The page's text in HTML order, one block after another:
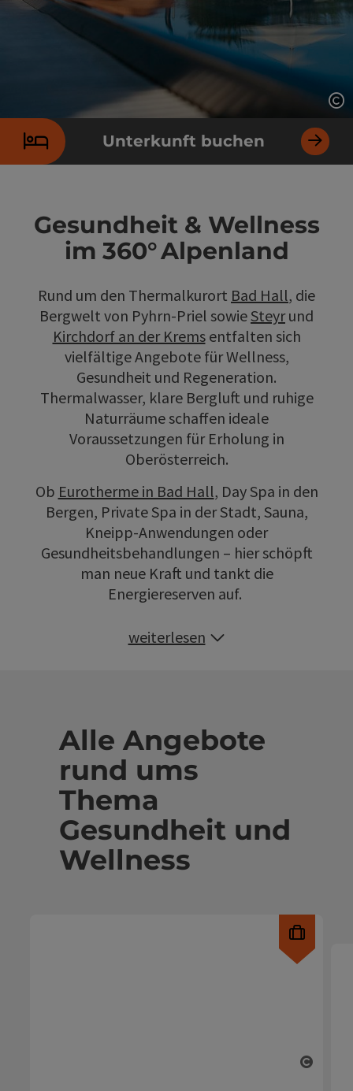
Unterkunft buchen
Gesundheit & Wellness
im 360° Alpenland
Rund um den Thermalkurort Bad Hall, die
Bergwelt von Pyhrn-Priel sowieSteyrund
Kirchdorf an der Kremsentfalten sich
vielfältige Angebote für Wellness,
Gesundheit und Regeneration.
Thermalwasser, klare Bergluft und ruhige
Naturräume schaffen ideale
Voraussetzungen für Erholung in
Oberösterreich.
Ob Eurotherme in Bad Hall, Day Spa in den
Bergen, Private Spa in der Stadt, Sauna,
Kneipp-Anwendungen oder
Gesundheitsbehandlungen – hier schöpft
man neue Kraft und tankt die
Energiereserven auf.
weiterlesen
Alle Angebote
rund ums
Thema
Gesundheit und
Wellness